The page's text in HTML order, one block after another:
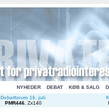
NYHEDER DEBAT KØB & SALG
Debatforum 16. juli
PMR446. Zx140